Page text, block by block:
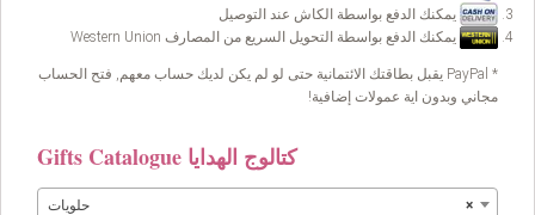
يمكنك الدفع بواسطة الكاش عند التوصيل
يمكنك الدفع بواسطة التحويل السريع من المصارف Western Union
* PayPal يقبل بطاقتك الائتمانية حتى لو لم يكن لديك حساب معهم, فتح الحساب
مجاني وبدون اية عمولات إضافية!
Gifts Catalogue كتالوج الهدايا
× حلويات